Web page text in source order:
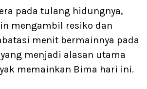
pada tulang hidungnya,
mengambil resiko dan
menit bermainnya pada
menjadi alasan utama
memainkan Bima hari ini.